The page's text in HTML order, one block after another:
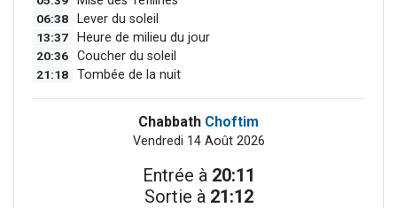
06:38 Lever du soleil
13:37 Heure de milieu du jour
20:36 Coucher du soleil
21:18 Tombée de la nuit
Chabbath Choftim
Vendredi 14 Août 2026
Entrée à 20:11
Sortie à 21:12